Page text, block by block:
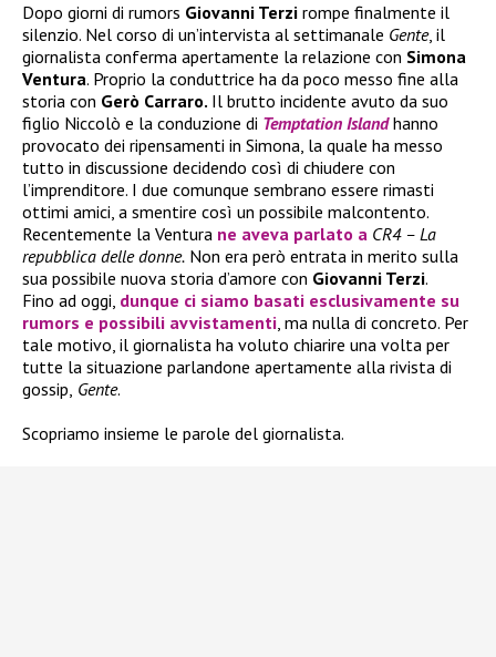
Dopo giorni di rumors Giovanni Terzi rompe finalmente il
silenzio. Nel corso di un’intervista al settimanale Gente, il
giornalista conferma apertamente la relazione con Simona
Ventura. Proprio la conduttrice ha da poco messo fine alla
storia con Gerò Carraro. Il brutto incidente avuto da suo
figlio Niccolò e la conduzione di Temptation Island hanno
provocato dei ripensamenti in Simona, la quale ha messo
tutto in discussione decidendo così di chiudere con
l’imprenditore. I due comunque sembrano essere rimasti
ottimi amici, a smentire così un possibile malcontento.
Recentemente la Ventura ne aveva parlato a CR4 – La
repubblica delle donne. Non era però entrata in merito sulla
sua possibile nuova storia d’amore con Giovanni Terzi.
Fino ad oggi, dunque ci siamo basati esclusivamente su
rumors e possibili avvistamenti, ma nulla di concreto. Per
tale motivo, il giornalista ha voluto chiarire una volta per
tutte la situazione parlandone apertamente alla rivista di
gossip, Gente.
Scopriamo insieme le parole del giornalista.